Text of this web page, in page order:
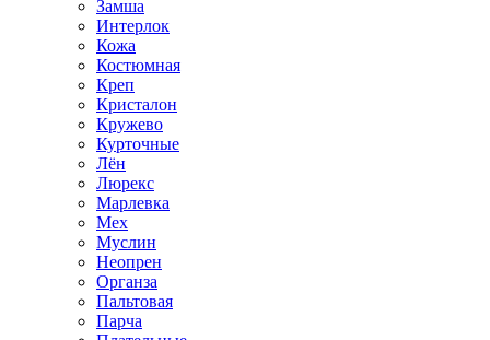
Замша
Интерлок
Кожа
Костюмная
Креп
Кристалон
Кружево
Курточные
Лён
Люрекс
Марлевка
Мех
Муслин
Неопрен
Органза
Пальтовая
Парча